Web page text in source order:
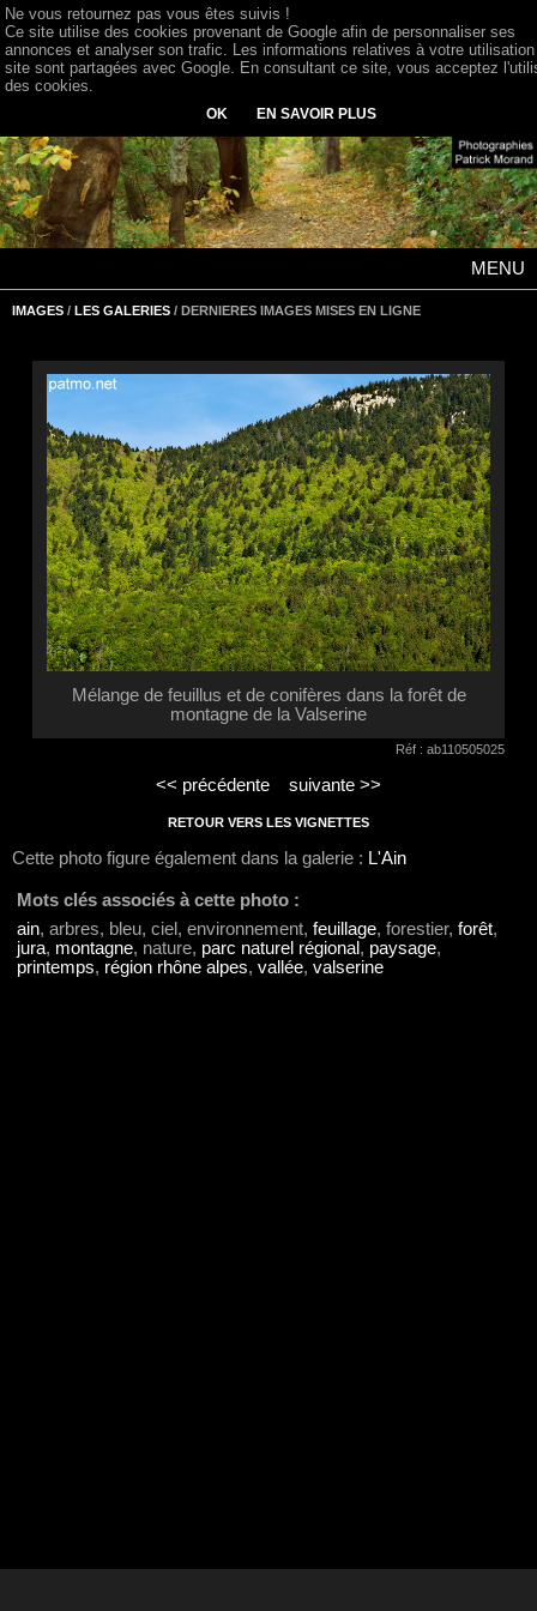
MENU
IMAGES / LES GALERIES / DERNIERES IMAGES MISES EN LIGNE
Mélange de feuillus et de conifères dans la forêt de
montagne de la Valserine
Réf : ab110505025
<< précédente suivante >>
RETOUR VERS LES VIGNETTES
Cette photo figure également dans la galerie : L'Ain
Mots clés associés à cette photo :
ain, arbres, bleu, ciel, environnement, feuillage, forestier, forêt,
jura, montagne, nature, parc naturel régional , paysage,
printemps, région rhône alpes, vallée, valserine
Ne vous retournez pas vous êtes suivis !
Ce site utilise des cookies provenant de Google afin de personnaliser ses
annonces et analyser son trafic. Les informations relatives à votre
site sont partagées avec Google. En consultant ce site, vous acceptez
des cookies.
OK EN SAVOIR PLUS